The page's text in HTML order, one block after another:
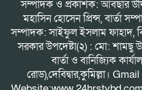
সম্পাদক ও প্রকাশক: আবছার
মহাসিন হোসেন প্রিন্স, বার্তা
সম্পাদক: সাইফুল ইসলাম ফাহাদ,
সরকার উপদেষ্টা(২) : মো: শামছু
বার্তা ও বানিজ্যিক
রোড),দেবিদ্বার,কুমিল্লা।